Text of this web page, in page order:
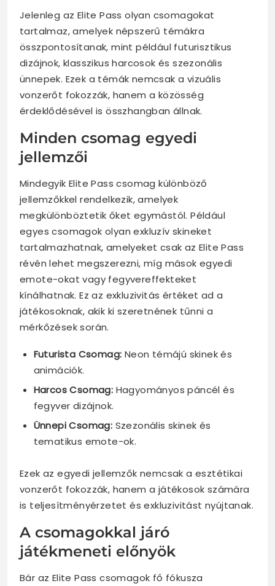
Jelenleg az Elite Pass olyan csomagokat
tartalmaz, amelyek népszerű témákra
összpontosítanak, mint például futurisztikus
dizájnok, klasszikus harcosok és szezonális
ünnepek. Ezek a témák nemcsak a vizuális
vonzerőt fokozzák, hanem a közösség
érdeklődésével is összhangban állnak.
Minden csomag egyedi
jellemzői
Mindegyik Elite Pass csomag különböző
jellemzőkkel rendelkezik, amelyek
megkülönböztetik őket egymástól. Például
egyes csomagok olyan exkluzív skineket
tartalmazhatnak, amelyeket csak az Elite Pass
révén lehet megszerezni, míg mások egyedi
emote-okat vagy fegyvereffekteket
kínálhatnak. Ez az exkluzivitás értéket ad a
játékosoknak, akik ki szeretnének tűnni a
mérkőzések során.
Futurista Csomag: Neon témájú skinek és
animációk.
Harcos Csomag: Hagyományos páncél és
fegyver dizájnok.
Ünnepi Csomag: Szezonális skinek és
tematikus emote-ok.
Ezek az egyedi jellemzők nemcsak a esztétikai
vonzerőt fokozzák, hanem a játékosok számára
is teljesítményérzetet és exkluzivitást nyújtanak.
A csomagokkal járó
játékmeneti előnyök
Bár az Elite Pass csomagok fő fókusza